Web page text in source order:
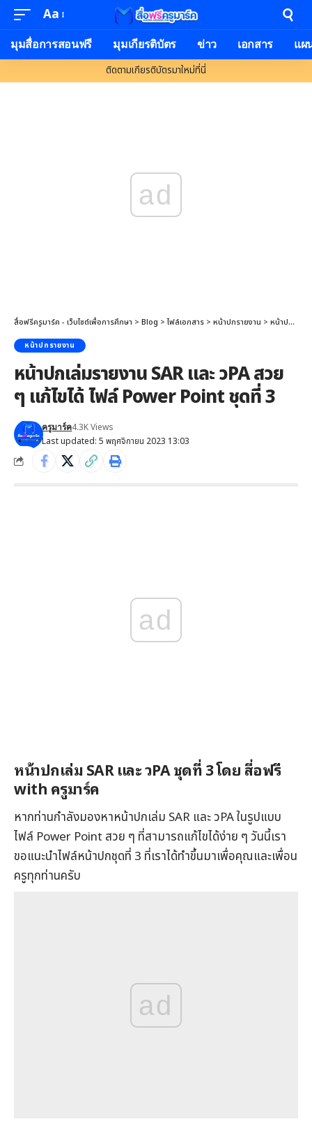
Font
Resizer
Aa
มุมสื่อการสอนฟรี มุมเกียรติบัตร ข่าว เอกสาร แผ
ติดตามเกียรติบัตรมาใหม่ที่นี่
ad
สื่อฟรีครูมาร์ค - เว็บไซต์เพื่อการศึกษา > Blog >ไฟล์เอกสาร > หน้าปกรายงาน > หน้าปกเล่มรายงาน SAR และ วPA สวย ๆ แก้ไขได้ ไฟล์ Power Point ชุดที่ 3
หน้าปกรายงาน
หน้าปกเล่มรายงาน SAR และ วPA สวย
ๆ แก้ไขได้ ไฟล์ Power Point ชุดที่ 3
Last updated: 5 พฤศจิกายน 2023 13:03
ครูมาร์ค4.3K Views
ad
หน้าปกเล่ม SAR และ วPA ชุดที่ 3 โดย สื่อฟรี
with ครูมาร์ค
หากท่านกำลังมองหาหน้าปกเล่ม SAR และ วPA ในรูปแบบ
ไฟล์ Power Point สวย ๆ ที่สามารถแก้ไขได้ง่าย ๆ วันนี้เรา
ขอแนะนำไฟล์หน้าปกชุดที่ 3 ที่เราได้ทำขึ้นมาเพื่อคุณและเพื่อน
ครูทุกท่านครับ
ad